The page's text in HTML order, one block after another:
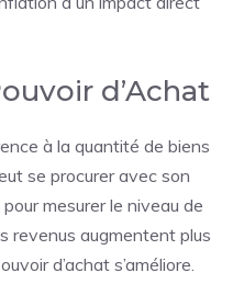
d’Achat
à la quantité de biens
se procurer avec son
mesurer le niveau de
revenus augmentent plus
d’achat s’améliore.